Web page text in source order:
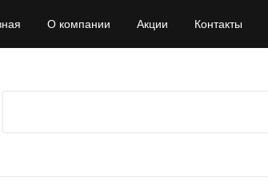
О компании Акции Контакты